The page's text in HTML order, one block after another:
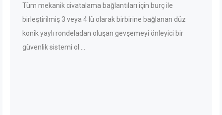
Tüm mekanik civatalama bağlantıları için burç ile
birleştirilmiş 3 veya 4 lü olarak birbirine bağlanan düz
konik yaylı rondeladan oluşan gevşemeyi önleyici bir
güvenlik sistemi ol ...